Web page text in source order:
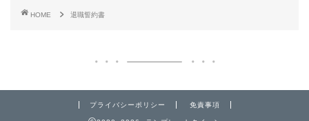
HOME 退職誓約書
プライバシーポリシー 免責事項